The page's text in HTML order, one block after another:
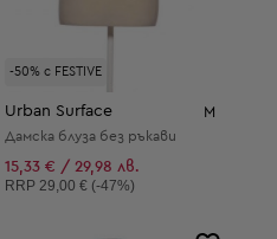
-50% с FESTIVE
Urban Surface M
Дамска блуза без ръкави
15,33 € / 29,98 лв.
Препоръчителна цена:
RRP 29,00 € (-47%)